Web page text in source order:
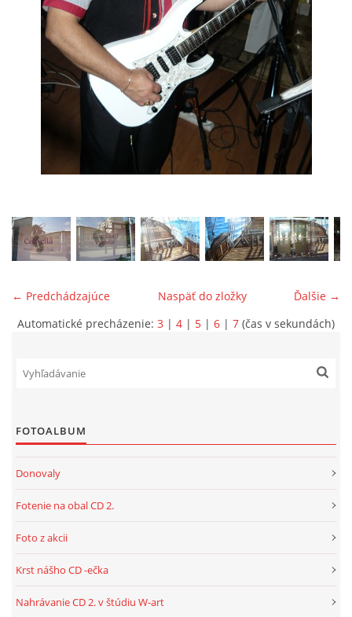
KONTAKTUJTE NÁS
← Predchádzajúce Ďalšie →
Naspäť do zložky
Automatické precházenie: 3 | 4 | 5 | 6 | 7 (čas v sekundách)
FOTOALBUM
Donovaly
Fotenie na obal CD 2.
Foto z akcii
Krst nášho CD -ečka
Nahrávanie CD 2. v štúdiu W-art